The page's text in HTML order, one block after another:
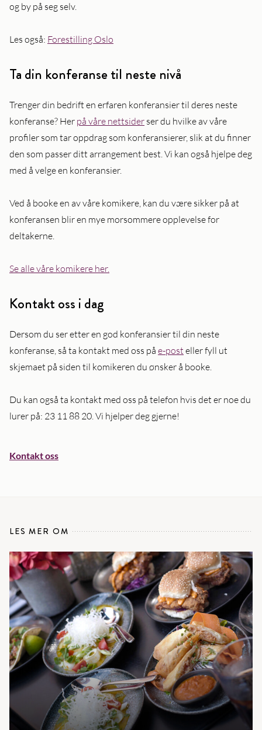
og by på seg selv.
Les også: Forestilling Oslo
Ta din konferanse til neste nivå
Trenger din bedrift en erfaren konferansier til deres neste
konferanse? Her på våre nettsider ser du hvilke av våre
profiler som tar oppdrag som konferansierer, slik at du finner
den som passer ditt arrangement best. Vi kan også hjelpe deg
med å velge en konferansier.
Ved å booke en av våre komikere, kan du være sikker på at
konferansen blir en mye morsommere opplevelse for
deltakerne.
Se alle våre komikere her.
Kontakt oss i dag
Dersom du ser etter en god konferansier til din neste
konferanse, så ta kontakt med oss på e-post eller fyll ut
skjemaet på siden til komikeren du ønsker å booke.
Du kan også ta kontakt med oss på telefon hvis det er noe du
lurer på: 23 11 88 20. Vi hjelper deg gjerne!
Kontakt oss
LES MER OM